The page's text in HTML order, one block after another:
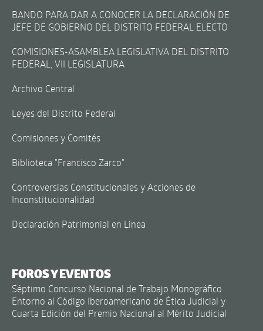
BANDO PARA DAR A CONOCER LA DECLARACIÓN DE
JEFE DE GOBIERNO DEL DISTRITO FEDERAL ELECTO
COMISIONES-ASAMBLEA LEGISLATIVA DEL DISTRITO
FEDERAL, VII LEGISLATURA
Archivo Central
Leyes del Distrito Federal
Comisiones y Comités
Biblioteca "Francisco Zarco"
Controversias Constitucionales y Acciones de
Inconstitucionalidad
Declaración Patrimonial en Línea
FOROS Y EVENTOS
Séptimo Concurso Nacional de Trabajo Monográfico
Entorno al Código Iberoamericano de Ética Judicial y
Cuarta Edición del Premio Nacional al Mérito Judicial